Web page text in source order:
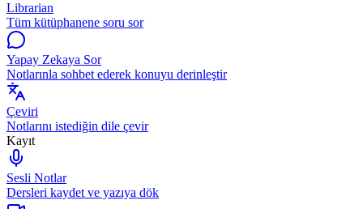
Librarian
Tüm kütüphanene soru sor
Yapay Zekaya Sor
Notlarınla sohbet ederek konuyu derinleştir
Çeviri
Notlarını istediğin dile çevir
Kayıt
Sesli Notlar
Dersleri kaydet ve yazıya dök